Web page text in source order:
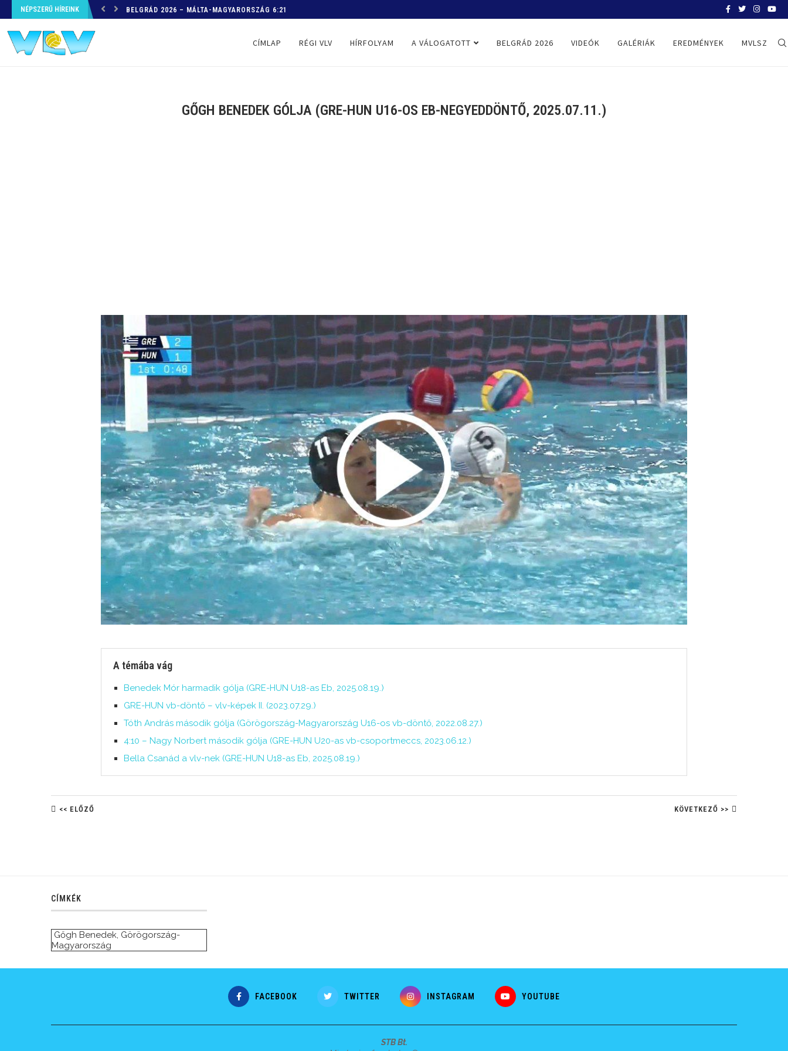
NÉPSZERŰ HÍREINK HELYZETKÉP AZ EB-RŐL – A TOVÁBBI PROGRAM
CÍMLAP RÉGI VLV HÍRFOLYAM A VÁLOGATOTT BELGRÁD 2026 VIDEÓK GALÉRIÁK EREDMÉNYEK MVLSZ
GŐGH BENEDEK GÓLJA (GRE-HUN U16-OS EB-NEGYEDDÖNTŐ, 2025.07.11.)
A témába vág
Benedek Mór harmadik gólja (GRE-HUN U18-as Eb, 2025.08.19.)
GRE-HUN vb-döntő – vlv-képek II. (2023.07.29.)
Tóth András második gólja (Görögország-Magyarország U16-os vb-döntő, 2022.08.27.)
4:10 – Nagy Norbert második gólja (GRE-HUN U20-as vb-csoportmeccs, 2023.06.12.)
Bella Csanád a vlv-nek (GRE-HUN U18-as Eb, 2025.08.19.)
<< ELŐZŐ KÖVETKEZŐ >>
CÍMKÉK
Gőgh Benedek, Görögország-
Magyarország
FACEBOOK TWITTER INSTAGRAM YOUTUBE
STB Bt.